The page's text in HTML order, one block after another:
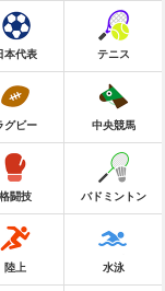
本代表 テニス
グビー 中央競馬
格闘技 バドミントン
陸上 水泳